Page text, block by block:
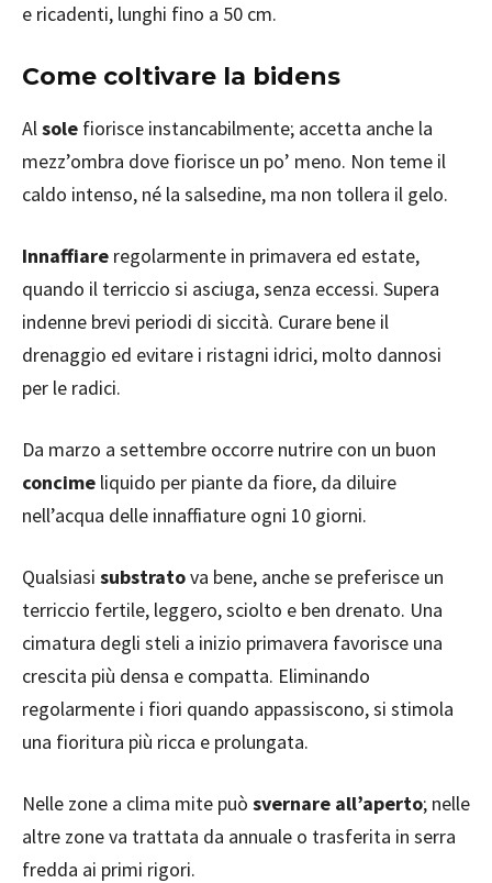
e ricadenti, lunghi fino a 50 cm.
Come coltivare la bidens
Alsole fiorisce instancabilmente; accetta anche la
mezz’ombra dove fiorisce un po’ meno. Non teme il
caldo intenso, né la salsedine, ma non tollera il gelo.
Innaffiare regolarmente in primavera ed estate,
quando il terriccio si asciuga, senza eccessi. Supera
indenne brevi periodi di siccità. Curare bene il
drenaggio ed evitare i ristagni idrici, molto dannosi
per le radici.
Da marzo a settembre occorre nutrire con un buon
concime liquido per piante da fiore, da diluire
nell’acqua delle innaffiature ogni 10 giorni.
Qualsiasi substratova bene, anche se preferisce un
terriccio fertile, leggero, sciolto e ben drenato. Una
cimatura degli steli a inizio primavera favorisce una
crescita più densa e compatta. Eliminando
regolarmente i fiori quando appassiscono, si stimola
una fioritura più ricca e prolungata.
Nelle zone a clima mite può svernare all’aperto; nelle
altre zone va trattata da annuale o trasferita in serra
fredda ai primi rigori.